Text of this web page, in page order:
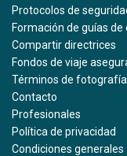
Protocolos de
Formación de guías de
Compartir directrices
Fondos de viaje
Términos de fotografía
Contacto
Profesionales
Política de privacidad
Condiciones generales